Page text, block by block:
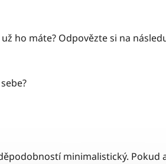
ho máte? Odpovězte si na
minimalistický.